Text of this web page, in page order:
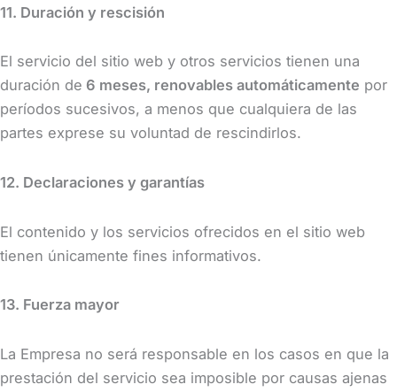
11. Duración y rescisión
El servicio del sitio web y otros servicios tienen una
duración de 6 meses, renovables automáticamente por
períodos sucesivos, a menos que cualquiera de las
partes exprese su voluntad de rescindirlos.
12. Declaraciones y garantías
El contenido y los servicios ofrecidos en el sitio web
tienen únicamente fines informativos.
13. Fuerza mayor
La Empresa no será responsable en los casos en que la
prestación del servicio sea imposible por causas ajenas